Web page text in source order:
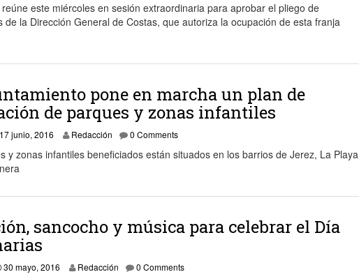
este miércoles en sesión extraordinaria para aprobar el pliego de
de la Dirección General de Costas, que autoriza la ocupación de esta franja
pone en marcha un plan de
de parques y zonas infantiles
17 junio, 2016 Redacción 0 Comments
y zonas infantiles beneficiados están situados en los barrios de Jerez, La Playa
sancocho y música para celebrar el Día
30 mayo, 2016 Redacción 0 Comments